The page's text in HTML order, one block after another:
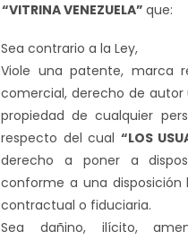
“VITRINA VENEZUELA” que:
Sea contrario a la Ley,
Viole una patente, marca
comercial, derecho de
propiedad de cualquier
respecto del cual “LOS
derecho a poner a
conforme a una disposición
contractual o fiduciaria.
Sea dañino, ilícito,